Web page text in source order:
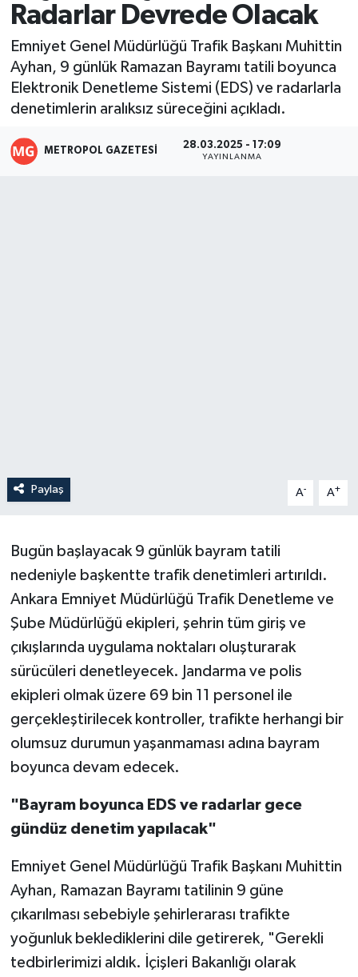
Radarlar Devrede Olacak
Emniyet Genel Müdürlüğü Trafik Başkanı Muhittin
Ayhan, 9 günlük Ramazan Bayramı tatili boyunca
Elektronik Denetleme Sistemi (EDS) ve radarlarla
denetimlerin aralıksız süreceğini açıkladı.
METROPOL GAZETESI 28.03.2025 - 17:09
YAYINLANMA
Paylaş A- A+
Bugün başlayacak 9 günlük bayram tatili
nedeniyle başkentte trafik denetimleri artırıldı.
Ankara Emniyet Müdürlüğü Trafik Denetleme ve
Şube Müdürlüğü ekipleri, şehrin tüm giriş ve
çıkışlarında uygulama noktaları oluşturarak
sürücüleri denetleyecek. Jandarma ve polis
ekipleri olmak üzere 69 bin 11 personel ile
gerçekleştirilecek kontroller, trafikte herhangi bir
olumsuz durumun yaşanmaması adına bayram
boyunca devam edecek.
"Bayram boyunca EDS ve radarlar gece
gündüz denetim yapılacak"
Emniyet Genel Müdürlüğü Trafik Başkanı Muhittin
Ayhan, Ramazan Bayramı tatilinin 9 güne
çıkarılması sebebiyle şehirlerarası trafikte
yoğunluk beklediklerini dile getirerek, "Gerekli
tedbirlerimizi aldık. İçişleri Bakanlığı olarak
Resmi İlanlar